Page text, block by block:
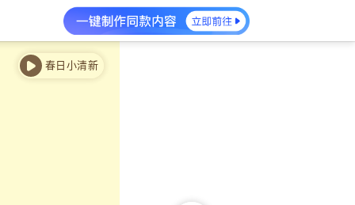
春日小清新